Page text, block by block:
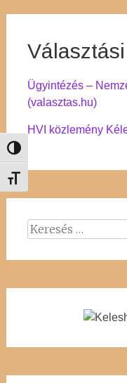
Nagy kontraszt váltása
Betűméret váltása
Ügyintézés –
(valasztas.hu)
HVI közlemény
Keresés: